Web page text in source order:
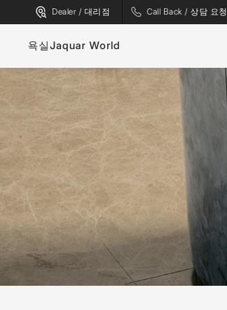
Dealer / 대리점 Call Back / 상담 요청
욕실
수도꼭지
위생 도기
샤워기
플러싱 시스템
샤워 인클로저
월풀
욕조
스파
사우나
증기 솔루션
샤워 패널
액세서리
Jaquar World